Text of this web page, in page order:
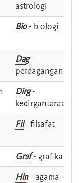
astrologi
Bio- biologi
Dag-
perdagangan
Dirg-
kedirgantaraan
Fil- filsafat
Graf- grafika
Hin- agama -